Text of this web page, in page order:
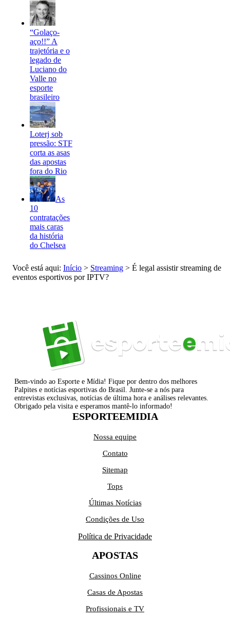
“Golaço-
aço!!” A
trajetória e o
legado de
Luciano do
Valle no
esporte
brasileiro
Loterj sob
pressão: STF
corta as asas
das apostas
fora do Rio
As
10
contratações
mais caras
da história
do Chelsea
Você está aqui: Início > Streaming > É legal assistir streaming de
eventos esportivos por IPTV?
Bem-vindo ao Esporte e Mídia! Fique por dentro dos melhores
Palpites e notícias esportivas do Brasil. Junte-se a nós para
entrevistas exclusivas, notícias de última hora e análises relevantes.
Obrigado pela visita e esperamos mantê-lo informado!
ESPORTEEMIDIA
Nossa equipe
Contato
Sitemap
Tops
Últimas Notícias
Condições de Uso
Política de Privacidade
APOSTAS
Cassinos Online
Casas de Apostas
Profissionais e TV